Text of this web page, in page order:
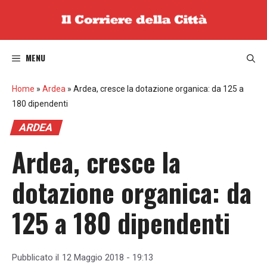
MENU
Home » Ardea » Ardea, cresce la dotazione organica: da 125 a
180 dipendenti
ARDEA
Ardea, cresce la
dotazione organica: da
125 a 180 dipendenti
Pubblicato il 12 Maggio 2018 - 19:13